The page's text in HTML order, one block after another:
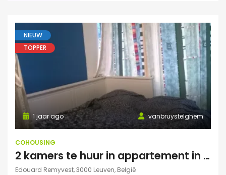
NIEUW
TOPPER
vanbruystelghem
1 jaar ago
COHOUSING
2 kamers te huur in appartement in Leuven
Edouard Remyvest, 3000 Leuven, België